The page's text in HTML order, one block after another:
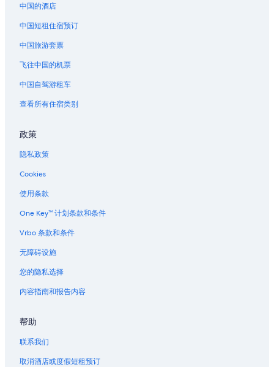
中国的酒店
中国短租住宿预订
中国旅游套票
飞往中国的机票
中国自驾游租车
查看所有住宿类别
政策
隐私政策
Cookies
使用条款
One Key™ 计划条款和条件
Vrbo 条款和条件
无障碍设施
您的隐私选择
内容指南和报告内容
帮助
联系我们
取消酒店或度假短租预订